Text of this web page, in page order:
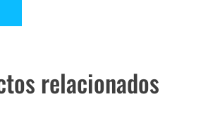
relacionados